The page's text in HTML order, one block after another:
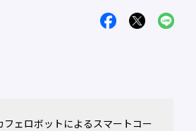
ェロボットによるスマートコー